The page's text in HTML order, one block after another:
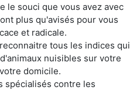
le souci que vous avez avec
plus qu'avisés pour vous
et radicale.
tous les indices qui
nuisibles sur votre
domicile.
spécialisés contre les